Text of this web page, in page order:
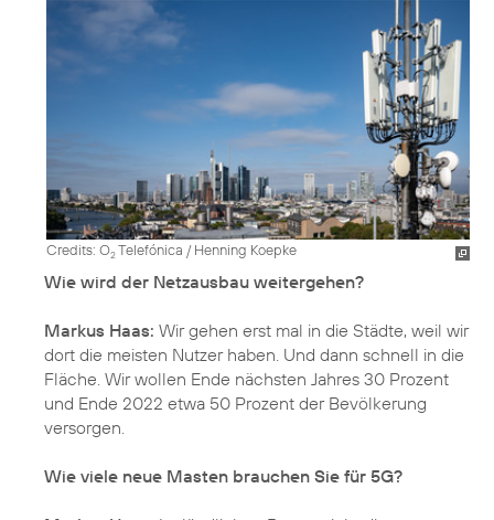
Credits: O2Telefónica / Henning Koepke
Wie wird der Netzausbau weitergehen?
Markus Haas: Wir gehen erst mal in die Städte, weil wir
dort die meisten Nutzer haben. Und dann schnell in die
Fläche. Wir wollen Ende nächsten Jahres 30 Prozent
und Ende 2022 etwa 50 Prozent der Bevölkerung
versorgen.
Wie viele neue Masten brauchen Sie für 5G?